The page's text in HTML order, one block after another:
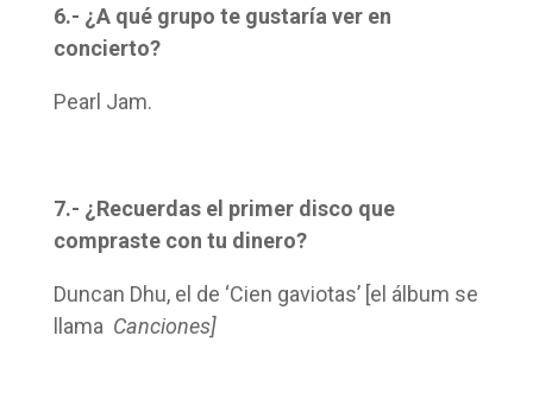
6.- ¿A qué grupo te gustaría ver en
concierto?
Pearl Jam.
7.- ¿Recuerdas el primer disco que
compraste con tu dinero?
Duncan Dhu, el de ‘Cien gaviotas’ [el álbum se
llama Canciones]